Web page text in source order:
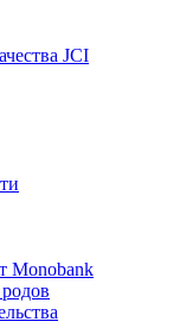
JCI
Monobank